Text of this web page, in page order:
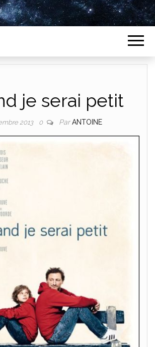
je serai petit
2013 0 ParANTOINE